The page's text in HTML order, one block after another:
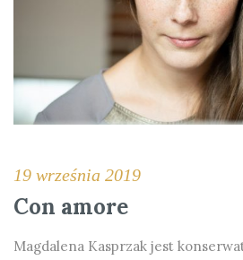
19 września 2019
Con amore
Magdalena Kasprzak jest